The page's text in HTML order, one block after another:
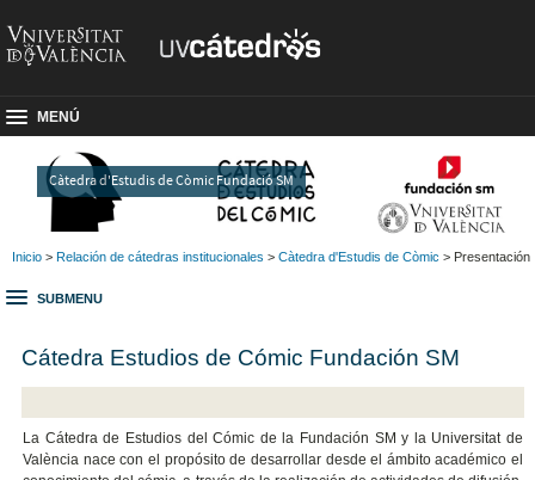
MENÚ
Càtedra d'Estudis de Còmic Fundació SM
Inicio > Relación de cátedras institucionales > Càtedra d'Estudis de Còmic > Presentación
SUBMENU
Cátedra Estudios de Cómic Fundación SM
La Cátedra de Estudios del Cómic de la Fundación SM y la Universitat de
València nace con el propósito de desarrollar desde el ámbito académico el